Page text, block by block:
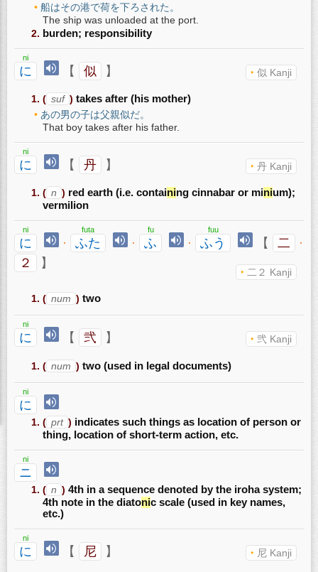
船はその港で荷を下ろされた。
The ship was unloaded at the port.
burden; responsibility
に
ni
【 似 】 似 Kanji
( suf ) takes after (his mother)
あの男の子は父親似だ。
That boy takes after his father.
に
ni
【 丹 】 丹 Kanji
( n ) red earth (i.e. containing cinnabar or minium);
vermilion
に
ni
· ふた
futa
· ふ
fu
· ふう
fuu
【 二
·
２
】
二２ Kanji
( num ) two
に
ni
【 弐 】 弐 Kanji
( num ) two (used in legal documents)
に
ni
( prt ) indicates such things as location of person or
thing, location of short-term action, etc.
ニ
ni
( n ) 4th in a sequence denoted by the iroha system;
4th note in the diatonic scale (used in key names,
etc.)
に
ni
【 尼 】 尼 Kanji